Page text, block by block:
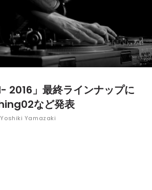
2016」最終ラインナップに
など発表
Yoshiki Yamazaki